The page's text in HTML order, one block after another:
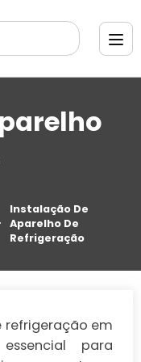
Instalação De
Aparelho De
Refrigeração
refrigeração em
para